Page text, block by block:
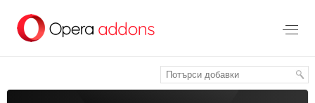
главното
съдържание